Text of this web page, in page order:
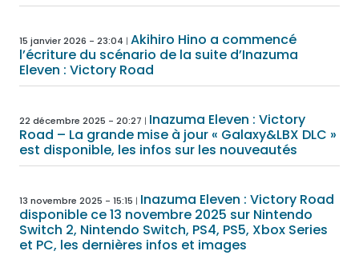
15 janvier 2026 - 23:04
Akihiro Hino a commencé
l’écriture du scénario de la suite d’Inazuma
Eleven : Victory Road
22 décembre 2025 - 20:27
Inazuma Eleven : Victory
Road – La grande mise à jour « Galaxy&LBX DLC »
est disponible, les infos sur les nouveautés
13 novembre 2025 - 15:15
Inazuma Eleven : Victory Road
disponible ce 13 novembre 2025 sur Nintendo
Switch 2, Nintendo Switch, PS4, PS5, Xbox Series
et PC, les dernières infos et images